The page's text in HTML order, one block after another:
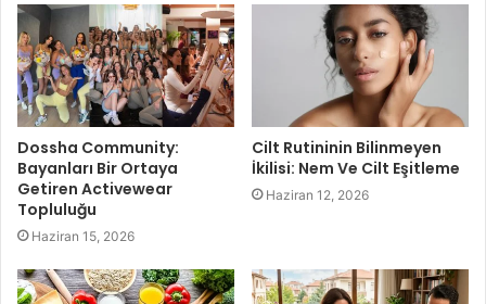
Dossha Community:
Bayanları Bir Ortaya
Getiren Activewear
Topluluğu
Haziran 15, 2026
Cilt Rutininin Bilinmeyen
İkilisi: Nem Ve Cilt Eşitleme
Haziran 12, 2026